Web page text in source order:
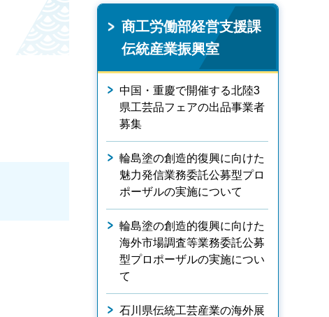
商工労働部経営支援課
伝統産業振興室
中国・重慶で開催する北陸3
県工芸品フェアの出品事業者
募集
輪島塗の創造的復興に向けた
魅力発信業務委託公募型プロ
ポーザルの実施について
輪島塗の創造的復興に向けた
海外市場調査等業務委託公募
型プロポーザルの実施につい
て
石川県伝統工芸産業の海外展